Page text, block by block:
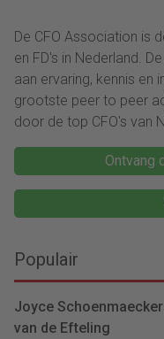
De CFO Association is
en FD's in Nederland.
aan ervaring, kennis en
grootste peer to peer
door de top CFO's van
Ontvang
Populair
Joyce
van de Efteling